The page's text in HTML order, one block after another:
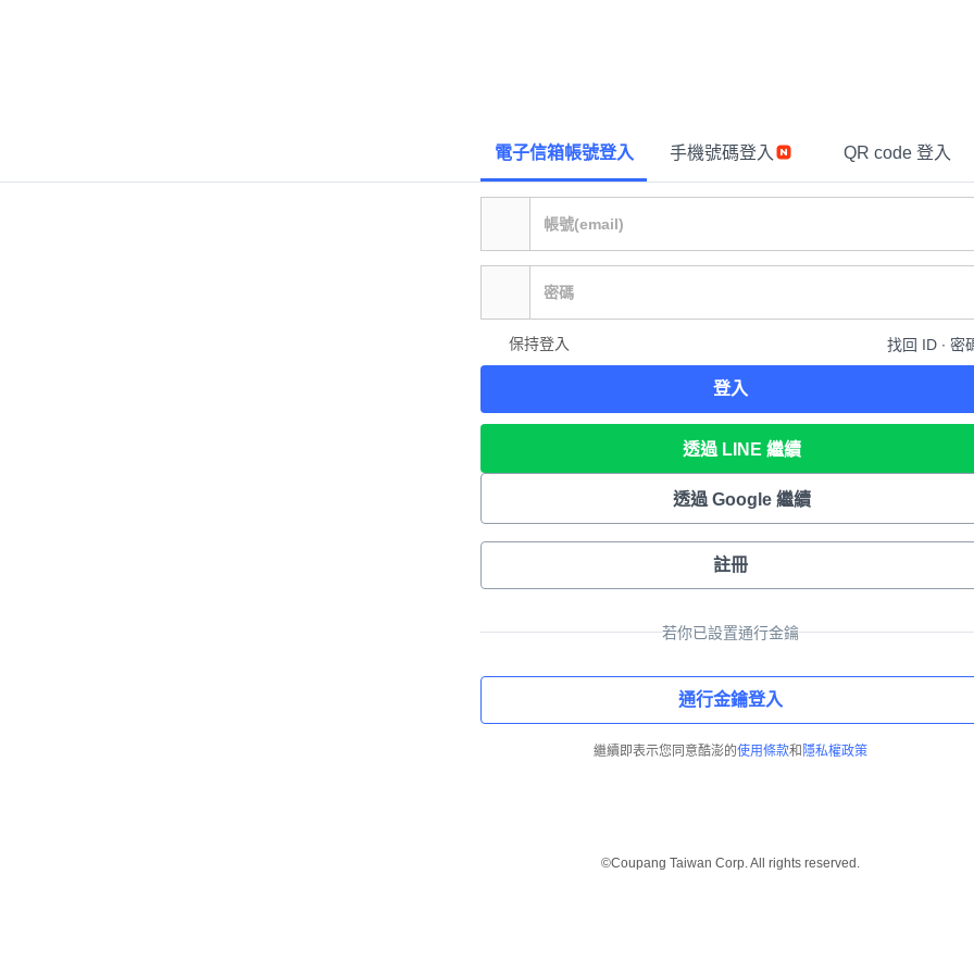
電子信箱帳號登入 手機號碼登入 QR code 登入
保持登入 找回 ID ∙ 密
登入
透過 LINE 繼續
透過 Google 繼續
註冊
若你已設置通行金鑰
通行金鑰登入
繼續即表示您同意酷澎的使用條款和 隱私權政策
©Coupang Taiwan Corp. All rights reserved.